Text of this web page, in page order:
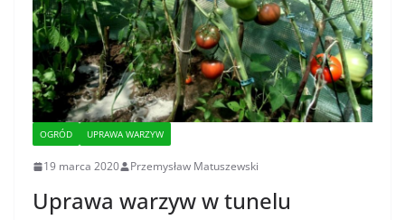
OGRÓD UPRAWA WARZYW
19 marca 2020 Przemysław Matuszewski
Uprawa warzyw w tunelu